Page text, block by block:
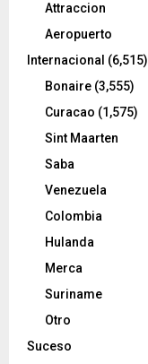
Attraccion
Aeropuerto
Internacional (6,515)
Bonaire (3,555)
Curacao (1,575)
Sint Maarten
Saba
Venezuela
Colombia
Hulanda
Merca
Suriname
Otro
Suceso